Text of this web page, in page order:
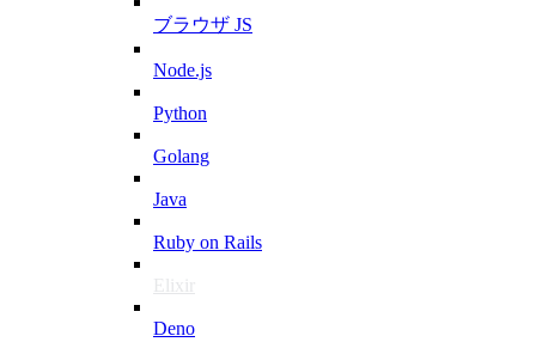
ブラウザ JS
Node.js
Python
Golang
Java
Ruby on Rails
Elixir
Deno